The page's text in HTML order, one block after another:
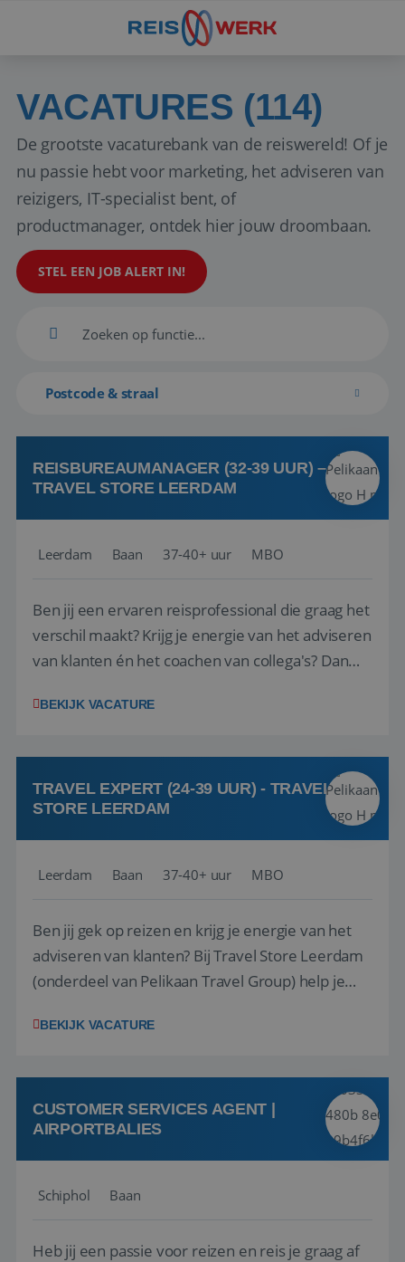
VACATURES (114)
De grootste vacaturebank van de reiswereld! Of je
nu passie hebt voor marketing, het adviseren van
reizigers, IT-specialist bent, of
productmanager, ontdek hier jouw droombaan.
STEL EEN JOB ALERT IN!
Postcode & straal
REISBUREAUMANAGER (32-39 UUR) –
TRAVEL STORE LEERDAM
Leerdam Baan 37-40+ uur MBO
Ben jij een ervaren reisprofessional die graag het
verschil maakt? Krijg je energie van het adviseren
van klanten én het coachen van collega's? Dan
(onderdeel van Pelikaan Travel Group) zoeken
team het reisbureau verder...
BEKIJK VACATURE
TRAVEL EXPERT (24-39 UUR) - TRAVEL
STORE LEERDAM
Leerdam Baan 37-40+ uur MBO
Ben jij gek op reizen en krijg je energie van het
adviseren van klanten? Bij Travel Store Leerdam
(onderdeel van Pelikaan Travel Group) help je
vinden. Samen maken we van elke reis een
hebt in de reisbranche of j...
BEKIJK VACATURE
CUSTOMER SERVICES AGENT |
AIRPORTBALIES
Schiphol Baan
Heb jij een passie voor reizen en reis je graag af